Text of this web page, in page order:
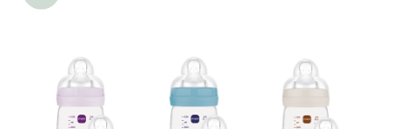
Äiti & Isä
Huonekalut & vuodevaatteet